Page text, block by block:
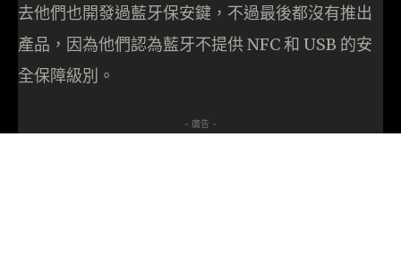
去他們也開發過藍牙保安鍵，不過最後都沒有推出
產品，因為他們認為藍牙不提供 NFC 和 USB 的安
全保障級別。
- 廣告 -